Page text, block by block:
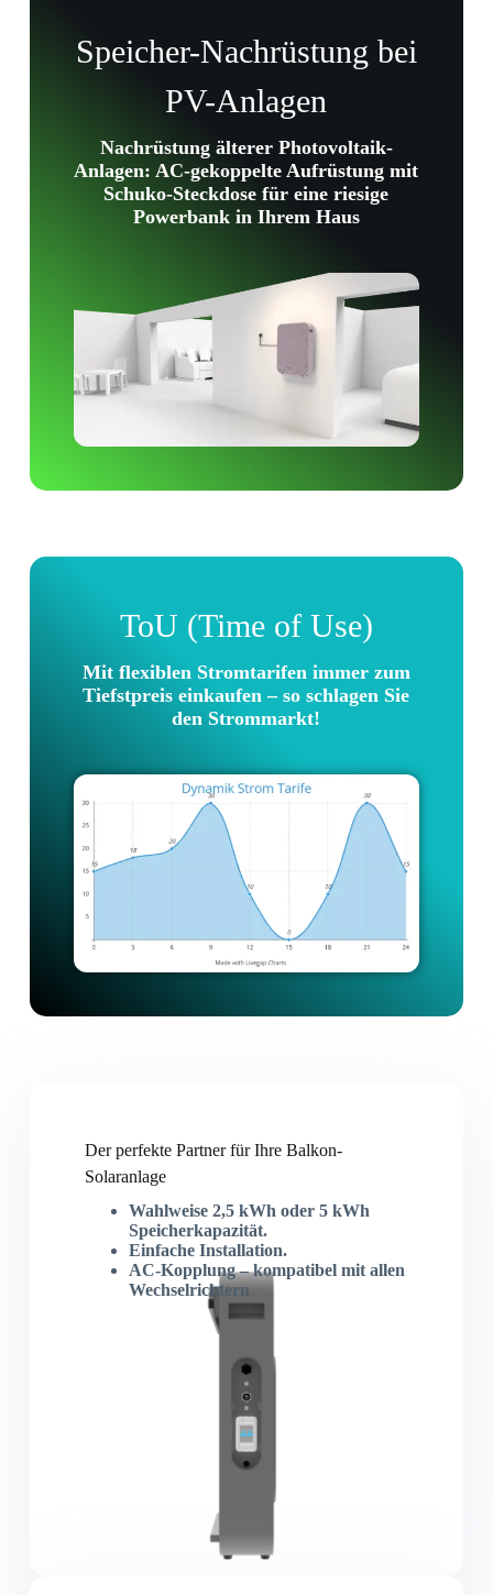
Speicher-Nachrüstung bei
PV-Anlagen
Nachrüstung älterer Photovoltaik-
Anlagen:AC-gekoppelte Aufrüstung mit
Schuko-Steckdose für eine riesige
Powerbank in Ihrem Haus
ToU (Time of Use)
Mit flexiblen Stromtarifen immer zum
Tiefstpreis einkaufen – so schlagen Sie
den Strommarkt!
Der perfekte Partner für Ihre Balkon-
Solaranlage
Wahlweise 2,5 kWh oder 5 kWh
Speicherkapazität.
Einfache Installation.
AC-Kopplung – kompatibel mit allen
Wechselrichtern